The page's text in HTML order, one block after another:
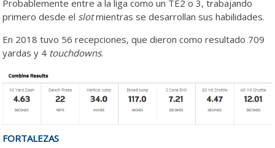
Probablemente entre a la liga como un TE2 o 3, trabajando
primero desde el slotmientras se desarrollan sus habilidades.
En 2018 tuvo 56 recepciones, que dieron como resultado 709
yardas y 4 touchdowns.
FORTALEZAS